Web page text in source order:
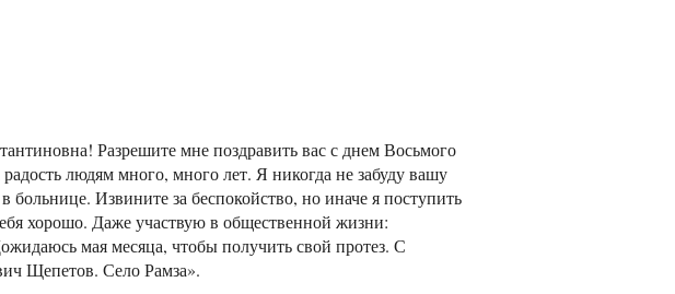
Разрешите мне поздравить вас с днем Восьмого
людям много, много лет. Я никогда не забуду вашу
Извините за беспокойство, но иначе я поступить
хорошо. Даже участвую в общественной жизни:
мая месяца, чтобы получить свой протез. С
Щепетов. Село Рамза».